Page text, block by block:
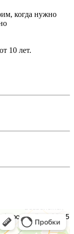
когда нужно
10 лет.